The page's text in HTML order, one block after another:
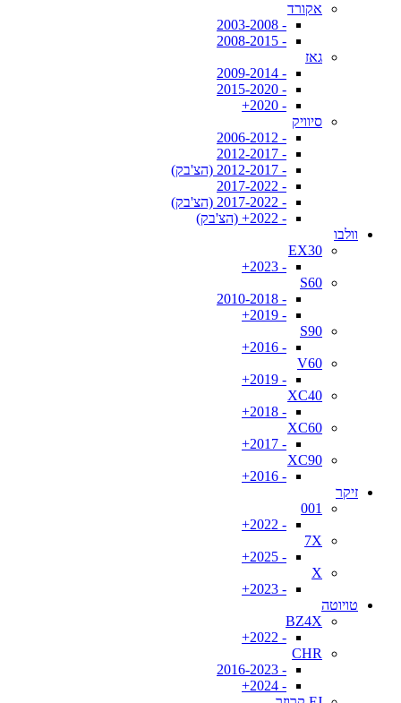
אקורד
- 2003-2008
- 2008-2015
גאז
- 2009-2014
- 2015-2020
- 2020+
סיוויק
- 2006-2012
- 2012-2017
- 2012-2017 (הצ'בק)
- 2017-2022
- 2017-2022 (הצ'בק)
- 2022+ (הצ'בק)
וולבו
EX30
- 2023+
S60
- 2010-2018
- 2019+
S90
- 2016+
V60
- 2019+
XC40
- 2018+
XC60
- 2017+
XC90
- 2016+
זיקר
001
- 2022+
7X
- 2025+
X
- 2023+
טויוטה
BZ4X
- 2022+
CHR
- 2016-2023
- 2024+